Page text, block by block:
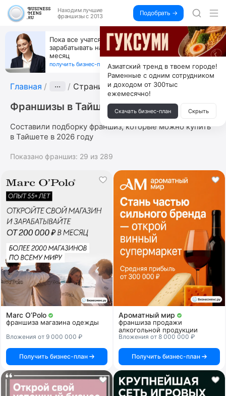
Находим лучшие
франшизы с 2013
Подобрать →
Пока все учатся пользоваться ИИ, вы можете
зарабатывать на их обучении по 500 тыс. каждый
месяц
получить бизнес-план ↓
Главная ··· Страница 3
Франшизы в Тайшете
Составили подборку франшиз, которые можно купить
в Тайшете в 2026 году
Показано франшиз: 29 из 289
Marc O’Polo
франшиза магазина одежды
Вложения от 9 000 000 ₽
Получить бизнес-план
Ароматный мир
франшиза продажи
алкогольной продукции
Вложения от 8 000 000 ₽
Получить бизнес-план
Азиатский тренд в твоем городе!
Раменные с одним сотрудником
и доходом от 300тыс
ежемесячно!
Скачать бизнес-план Скрыть